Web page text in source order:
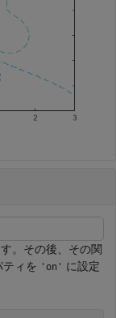
。その後、その関
ティを 'on' に設定